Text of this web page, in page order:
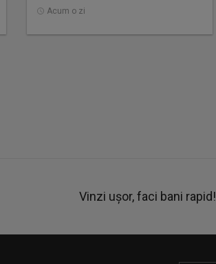
Acum o zi
Vinzi ușor, faci bani rapid!